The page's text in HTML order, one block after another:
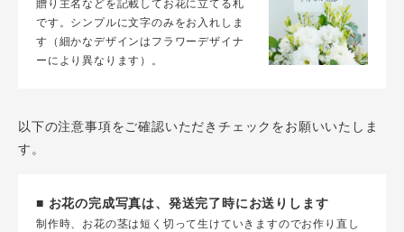
贈り主名などを記載してお花に立てる札
です。シンプルに文字のみをお入れしま
す（細かなデザインはフラワーデザイナ
ーにより異なります）。
以下の注意事項をご確認いただきチェックをお願いいたしま
す。
■ お花の完成写真は、発送完了時にお送りします
制作時、お花の茎は短く切って生けていきますのでお作り直し